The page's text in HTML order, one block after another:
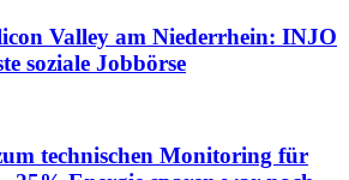
Valley am Niederrhein: INJO
soziale Jobbörse
technischen Monitoring für